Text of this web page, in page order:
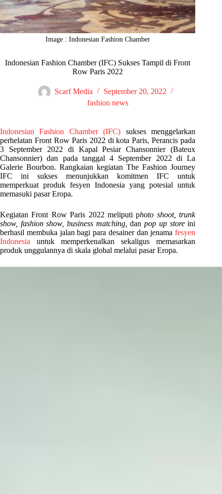
Image : Indonesian Fashion Chamber
Indonesian Fashion Chamber (IFC) Sukses Tampil di Front
Row Paris 2022
Scarf Media
September 20, 2022
fashion news
Indonesian Fashion Chamber (IFC) sukses menggelarkan
perhelatan Front Row Paris 2022 di kota Paris, Perancis pada
3 September 2022 di Kapal Pesiar Chansonnier (Bateux
Chansonnier) dan pada tanggal 4 September 2022 di La
Galerie Bourbon. Rangkaian kegiatan The Fashion Journey
IFC ini sukses menunjukkan komitmen IFC untuk
memperkuat produk fesyen Indonesia yang potesial untuk
memasuki pasar Eropa.
Kegiatan Front Row Paris 2022 meliputi photo shoot, trunk
show, fashion show, business matching,danpop up storeini
berhasil membuka jalan bagi para desainer dan jenamafesyen
Indonesia untuk memperkenalkan sekaligus memasarkan
produk unggulannya di skala global melalui pasar Eropa.